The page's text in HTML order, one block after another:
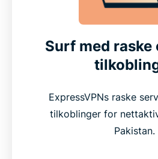
Surf med raske
ExpressVPNs raske
tilkoblinger for
Pakistan.